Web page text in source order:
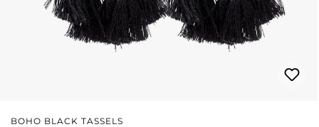
BOHO BLACK TASSELS